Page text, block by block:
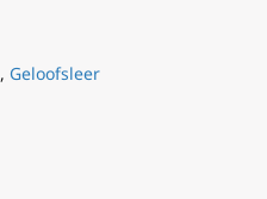
, Geloofsleer